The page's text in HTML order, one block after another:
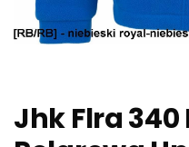
Jhk Flra 340